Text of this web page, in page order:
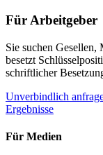
Für Arbeitgeber
Sie suchen Gesellen,
besetzt
schriftlicher
Unverbindlich
Ergebnisse
Für Medien